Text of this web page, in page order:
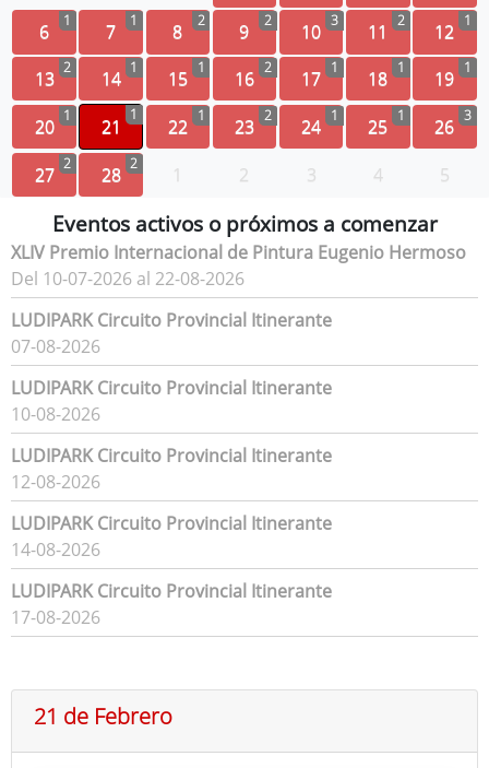
6 1 7 1 8 2 9 2 10 3 11 2 12 1
13 2 14 1 15 1 16 2 17 1 18 1 19 1
20 1 21
1
22 1 23 2 24 1 25 1 26 3
27 2 28 2 1 2 3 4 5
Eventos activos o próximos a comenzar
XLIV Premio Internacional de Pintura Eugenio Hermoso
Del 10-07-2026 al 22-08-2026
LUDIPARK Circuito Provincial Itinerante
07-08-2026
LUDIPARK Circuito Provincial Itinerante
10-08-2026
LUDIPARK Circuito Provincial Itinerante
12-08-2026
LUDIPARK Circuito Provincial Itinerante
14-08-2026
LUDIPARK Circuito Provincial Itinerante
17-08-2026
21 de Febrero